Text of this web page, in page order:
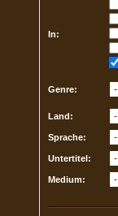
In:
Genre:
Land:
Sprache:
Untertitel:
Medium: